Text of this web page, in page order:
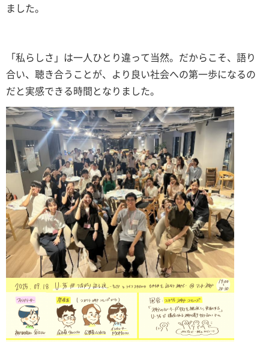
ました。
「私らしさ」は一人ひとり違って当然。だからこそ、語り
合い、聴き合うことが、より良い社会への第一歩になるの
だと実感できる時間となりました。